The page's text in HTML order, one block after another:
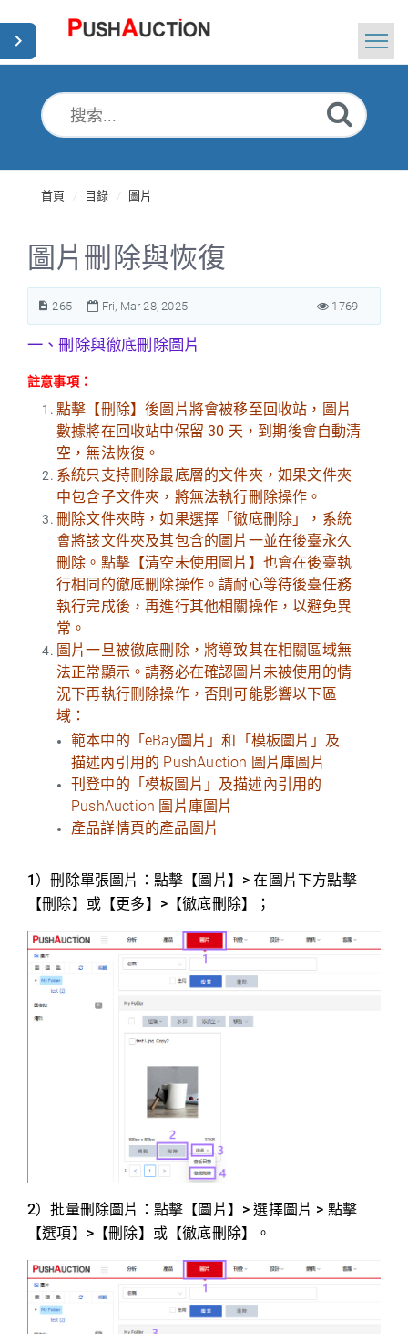
Chinese Traditional
首頁 目錄 圖片
圖片刪除與恢復
265 Fri, Mar 28, 2025 1769
一、刪除與徹底刪除圖片
註意事項：
點擊【刪除】後圖片將會被移至回收站，圖片
數據將在回收站中保留 30 天，到期後會自動清
空，無法恢復。
系統只支持刪除最底層的文件夾，如果文件夾
中包含子文件夾，將無法執行刪除操作。
刪除文件夾時，如果選擇「徹底刪除」，系統
會將該文件夾及其包含的圖片一並在後臺永久
刪除。點擊【清空未使用圖片】也會在後臺執
行相同的徹底刪除操作。請耐心等待後臺任務
執行完成後，再進行其他相關操作，以避免異
常。
圖片一旦被徹底刪除，將導致其在相關區域無
法正常顯示。請務必在確認圖片未被使用的情
況下再執行刪除操作，否則可能影響以下區
域：
範本中的「eBay圖片」和「模板圖片」及
描述內引用的 PushAuction 圖片庫圖片
刊登中的「模板圖片」及描述內引用的
PushAuction 圖片庫圖片
產品詳情頁的產品圖片
1）刪除單張圖片：點擊【圖片】> 在圖片下方點擊
【刪除】或【更多】>【徹底刪除】；
2）批量刪除圖片：點擊【圖片】> 選擇圖片 > 點擊
【選項】>【刪除】或【徹底刪除】。